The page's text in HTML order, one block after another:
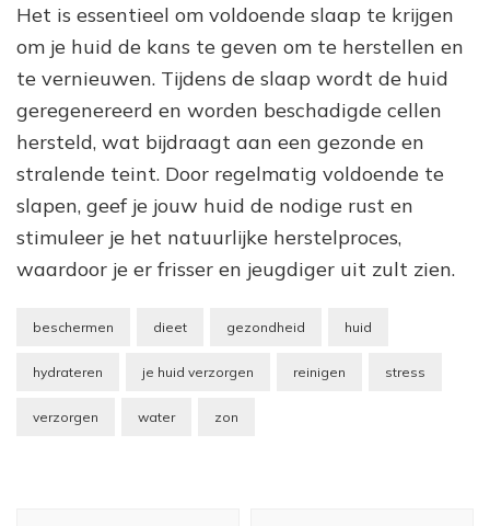
Het is essentieel om voldoende slaap te krijgen
om je huid de kans te geven om te herstellen en
te vernieuwen. Tijdens de slaap wordt de huid
geregenereerd en worden beschadigde cellen
hersteld, wat bijdraagt aan een gezonde en
stralende teint. Door regelmatig voldoende te
slapen, geef je jouw huid de nodige rust en
stimuleer je het natuurlijke herstelproces,
waardoor je er frisser en jeugdiger uit zult zien.
beschermen dieet gezondheid huid
hydrateren je huid verzorgen reinigen stress
verzorgen water zon